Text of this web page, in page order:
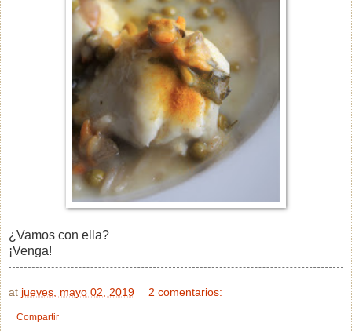
¿Vamos con ella?
¡Venga!
at jueves, mayo 02, 2019 2 comentarios:
Compartir